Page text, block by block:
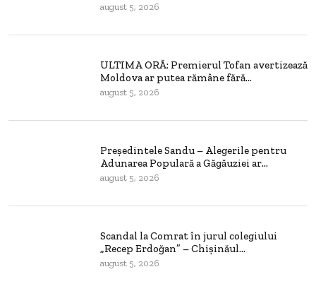
august 5, 2026
ULTIMA ORĂ: Premierul Tofan avertizează
Moldova ar putea rămâne fără...
august 5, 2026
Președintele Sandu – Alegerile pentru
Adunarea Populară a Găgăuziei ar...
august 5, 2026
Scandal la Comrat în jurul colegiului
„Recep Erdoğan” – Chișinăul...
august 5, 2026